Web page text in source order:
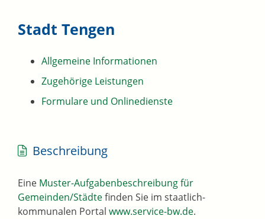
Stadt Tengen
Allgemeine Informationen
Zugehörige Leistungen
Formulare und Onlinedienste
Beschreibung
Eine Muster-Aufgabenbeschreibung für
Gemeinden/Städtefinden Sie im staatlich-
kommunalen Portal www.service-bw.de.